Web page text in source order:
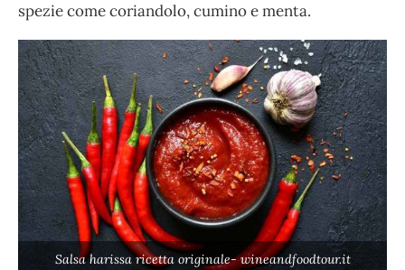
spezie come coriandolo, cumino e menta.
Salsa harissa ricetta originale- wineandfoodtour.it